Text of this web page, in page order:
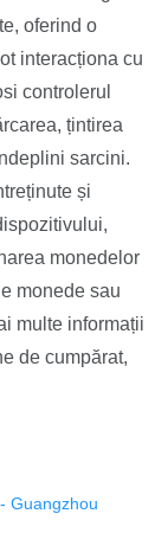
oferind o
interacționa cu
controlerul
țintirea
sarcini.
și
monedelor
monede sau
multe informații
de cumpărat,